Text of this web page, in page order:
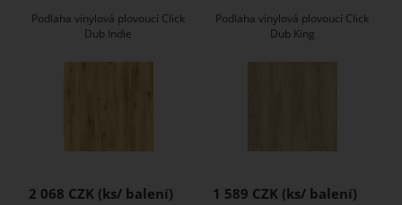
Podlaha vinylová plovoucí Click
Dub Indie
2 068 CZK
Podlaha vinylová plovoucí Click
Dub King
1 589 CZK